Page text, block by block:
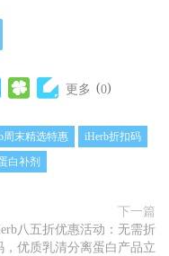
更多 (0)
周末精选特惠
iHerb折扣码
白补剂
下一篇
八五折优惠活动：无需折
，优质乳清分离蛋白产品立